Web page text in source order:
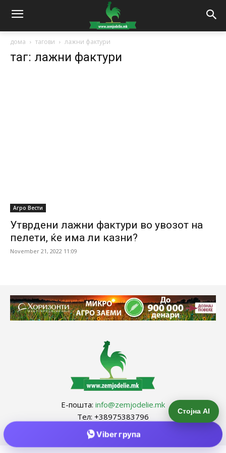
дома тагови лажни фактури
таг: лажни фактури
Агро Вести
Утврдени лажни фактури во увозот на
пелети, ќе има ли казни?
November 21, 2022 11:09
Е-пошта: info@zemjodelie.mk
Тел: +38975383796
Стојна AI
Viber група